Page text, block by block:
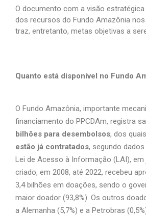
O documento com a visão
dos recursos do Fundo Amazônia
traz, entretanto, metas objetivas a
Quanto está disponível no Fundo
O Fundo Amazônia, importante
financiamento do PPCDAm, registra
bilhões para desembolsos, dos quais
estão já contratados, segundo
Lei de Acesso à Informação (LAI), em
criado, em 2008, até 2022, recebeu
3,4 bilhões em doações, sendo o
maior doador (93,8%). Os outros
a Alemanha (5,7%) e a Petrobras (